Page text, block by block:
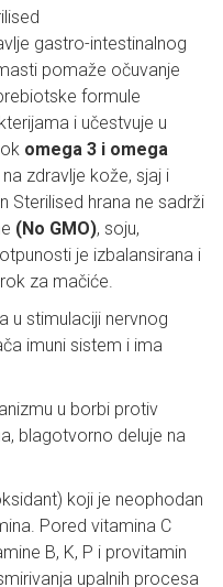
gastro-intestinalnog
pomaže očuvanje
formule
i učestvuje u
omega 3 i omega
zdravlje kože, sjaj i
Sterilised hrana ne sadrži
(No GMO), soju,
je izbalansirana i
za mačiće.
u stimulaciji nervnog
imuni sistem i ima
u borbi protiv
blagotvorno deluje na
koji je neophodan
Pored vitamina C
B, K, P i provitamin
upalnih procesa